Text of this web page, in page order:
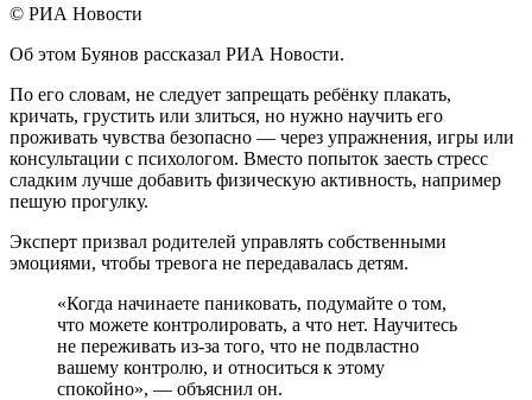
© РИА Новости
Об этом Буянов рассказал РИА Новости.
По его словам, не следует запрещать ребёнку плакать,
кричать, грустить или злиться, но нужно научить его
проживать чувства безопасно — через упражнения, игры или
консультации с психологом. Вместо попыток заесть стресс
сладким лучше добавить физическую активность, например
пешую прогулку.
Эксперт призвал родителей управлять собственными
эмоциями, чтобы тревога не передавалась детям.
«Когда начинаете паниковать, подумайте о том,
что можете контролировать, а что нет. Научитесь
не переживать из-за того, что не подвластно
вашему контролю, и относиться к этому
спокойно», — объяснил он.